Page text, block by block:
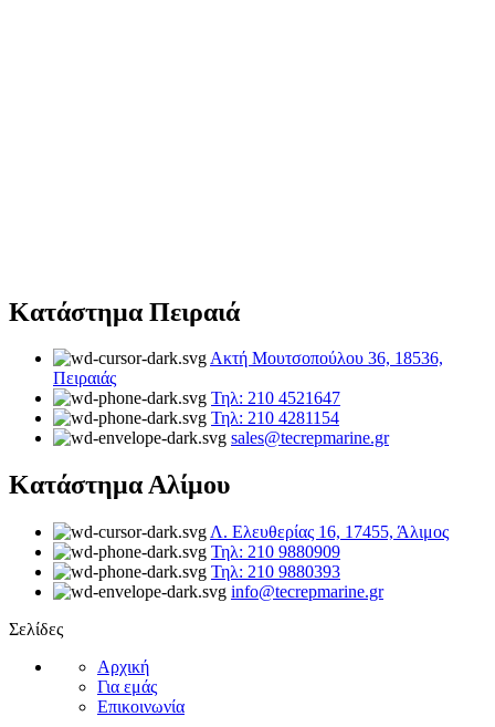
Κατάστημα Πειραιά
Ακτή Μουτσοπούλου 36, 18536,
Πειραιάς
Τηλ: 210 4521647
Τηλ: 210 4281154
sales@tecrepmarine.gr
Κατάστημα Αλίμου
Λ. Ελευθερίας 16, 17455, Άλιμος
Τηλ: 210 9880909
Τηλ: 210 9880393
info@tecrepmarine.gr
Σελίδες
Αρχική
Για εμάς
Επικοινωνία